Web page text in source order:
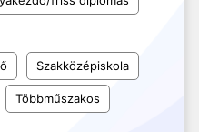
Szakközépiskola
Többműszakos